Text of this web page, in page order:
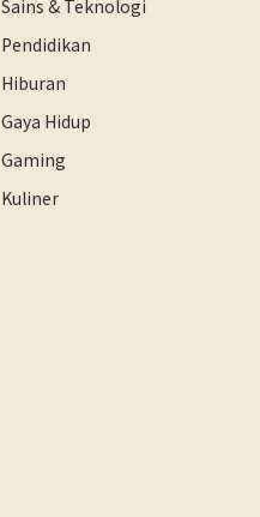
Sains & Teknologi
Pendidikan
Hiburan
Gaya Hidup
Gaming
Kuliner